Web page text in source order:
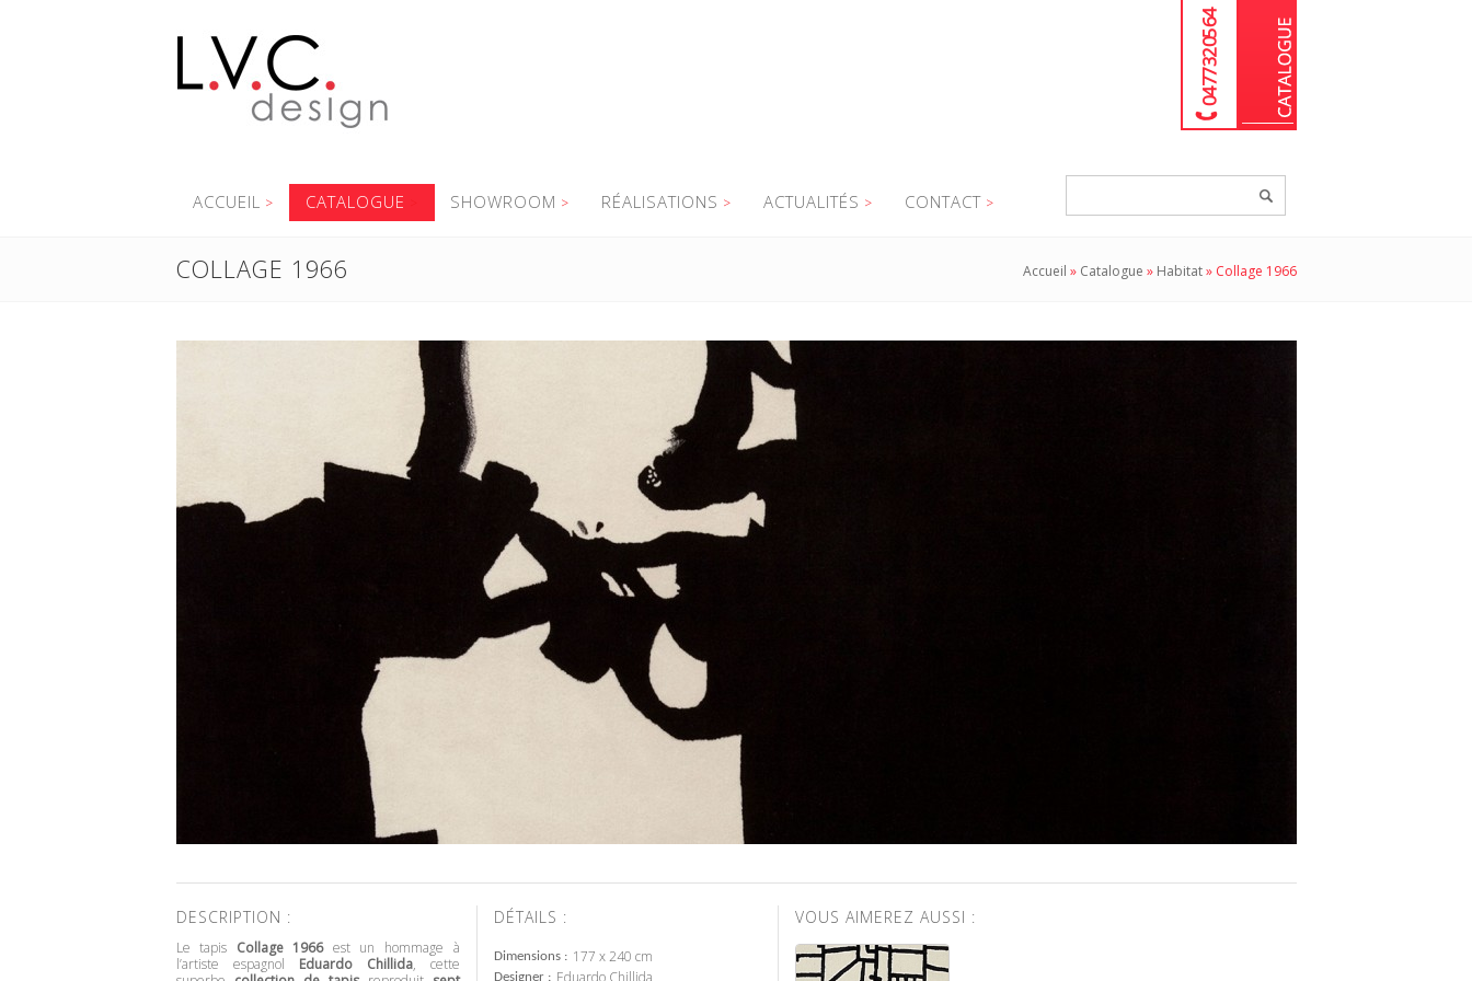
04 77 32 05 64
ACCUEIL CATALOGUE SHOWROOM RÉALISATIONS ACTUALITÉS CONTACT
COLLAGE 1966 Accueil » Catalogue » Habitat» Collage 1966
DESCRIPTION :
Le tapis Collage 1966est un hommage à
l’artiste espagnol Eduardo Chillida, cette
DÉTAILS :
Dimensions 177 x 240 cm
Designer
VOUS AIMEREZ AUSSI :